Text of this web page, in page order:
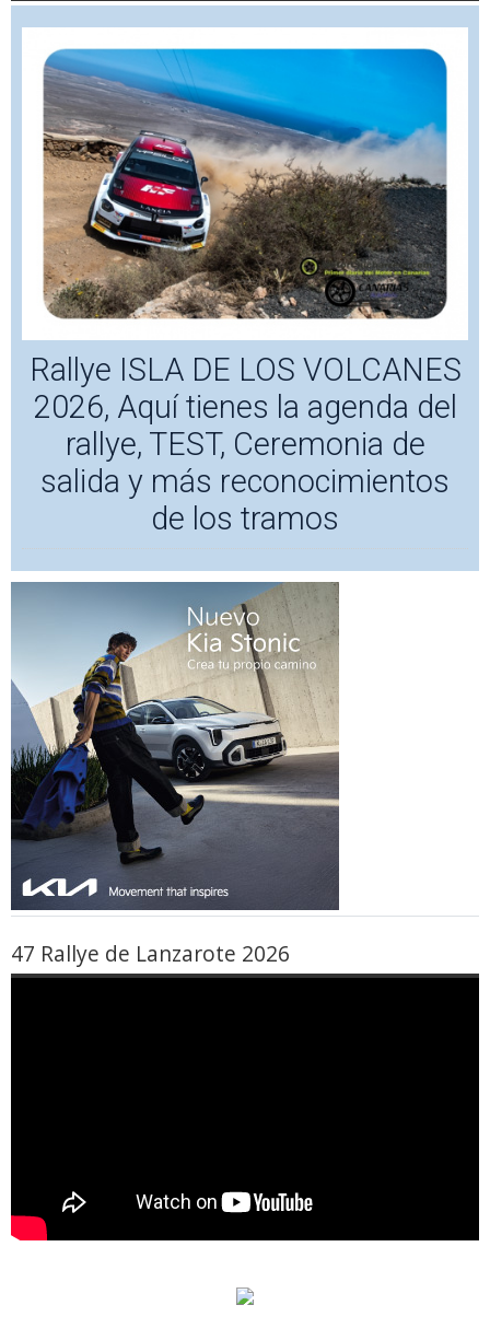
Rallye ISLA DE LOS VOLCANES
2026, Aquí tienes la agenda del
rallye, TEST, Ceremonia de
salida y más reconocimientos
de los tramos
47 Rallye de Lanzarote 2026